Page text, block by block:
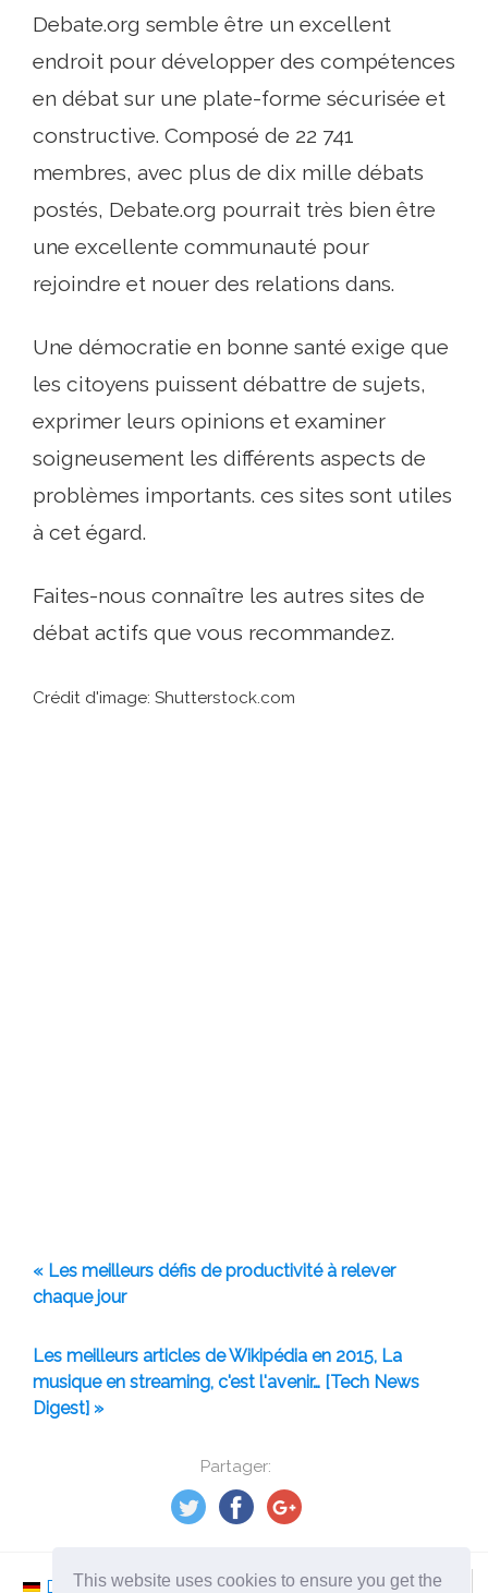
This website uses cookies to ensure you get the
Partager:
Debate.org semble être un excellent
endroit pour développer des compétences
en débat sur une plate-forme sécurisée et
constructive. Composé de 22 741
membres, avec plus de dix mille débats
postés, Debate.org pourrait très bien être
une excellente communauté pour
rejoindre et nouer des relations dans.
Une démocratie en bonne santé exige que
les citoyens puissent débattre de sujets,
exprimer leurs opinions et examiner
soigneusement les différents aspects de
problèmes importants. ces sites sont utiles
à cet égard.
Faites-nous connaître les autres sites de
débat actifs que vous recommandez.
Crédit d'image: Shutterstock.com
« Les meilleurs défis de productivité à relever
chaque jour
Les meilleurs articles de Wikipédia en 2015, La
musique en streaming, c'est l'avenir… [Tech News
Digest] »
Deutsch Nederlands Svenska Norsk